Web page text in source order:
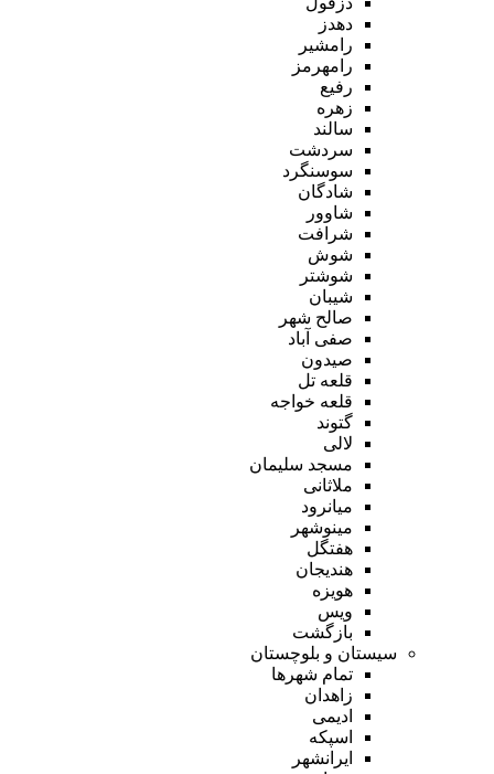
دهدز
رامشیر
رامهرمز
رفیع
زهره
سالند
سردشت
سوسنگرد
شادگان
شاوور
شرافت
شوش
شوشتر
شیبان
صالح شهر
صفی آباد
صیدون
قلعه تل
قلعه خواجه
گتوند
لالی
مسجد سلیمان
ملاثانی
میانرود
مینوشهر
هفتگل
هندیجان
هویزه
ویس
بازگشت
سیستان و بلوچستان
تمام شهر‌ها
زاهدان
ادیمی
اسپکه
ایرانشهر